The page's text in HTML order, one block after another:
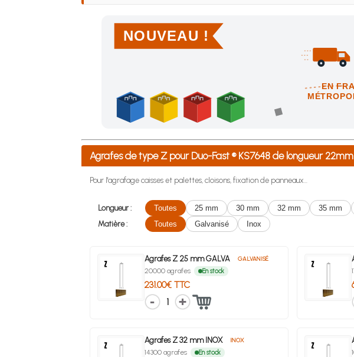
NOUVEAU !
EN
Achetez 4 sachets ou boîtes d'agrafes ou de pointes et nous vous
Agrafes de type Z pour Duo-Fast ® KS7648 de longueur
Pour l'agrafage caisses et palettes, cloisons, fixation de panneaux...
Longueur : Toutes 25 mm 30 mm 32 mm 35 mm
Matière :
Toutes Galvanisé Inox
Agrafes Z 25 mm GALVA GALVANISÉ
20000 agrafes En stock
231.00€ TTC
1
Agrafes Z 32 mm INOX INOX
14300 agrafes En stock